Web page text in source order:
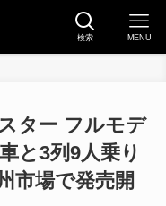
検索 MENU
ター フルモデ
と3列9人乗り
市場で発売開